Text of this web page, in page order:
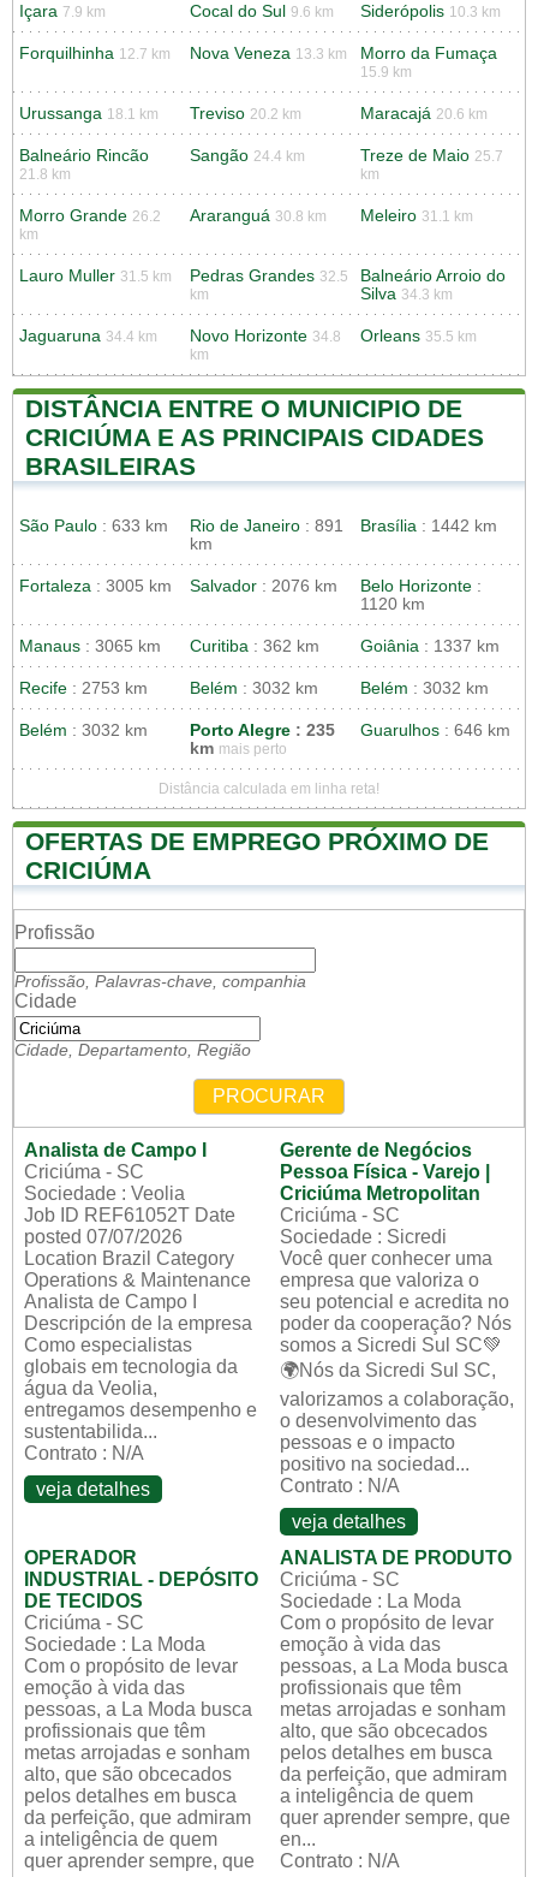
Içara 7.9 km Cocal do Sul 9.6 km Siderópolis 10.3 km
Forquilhinha 12.7 km Nova Veneza 13.3 km Morro da Fumaça
15.9 km
Urussanga 18.1 km Treviso 20.2 km Maracajá 20.6 km
Balneário Rincão
21.8 km
Sangão 24.4 km Treze de Maio 25.7
km
Morro Grande 26.2
km
Araranguá 30.8 km Meleiro 31.1 km
Lauro Muller 31.5 km Pedras Grandes 32.5
km
Balneário Arroio do
Silva 34.3 km
Jaguaruna 34.4 km Novo Horizonte 34.8
km
Orleans 35.5 km
DISTÂNCIA ENTRE O MUNICIPIO DE
CRICIÚMA E AS PRINCIPAIS CIDADES
BRASILEIRAS
São Paulo : 633 km Rio de Janeiro : 891
km
Brasília : 1442 km
Fortaleza : 3005 km Salvador : 2076 km Belo Horizonte :
1120 km
Manaus : 3065 km Curitiba : 362 km Goiânia : 1337 km
Recife : 2753 km Belém : 3032 km Belém : 3032 km
Belém : 3032 km Porto Alegre : 235
km mais perto
Guarulhos : 646 km
Distância calculada em linha reta!
OFERTAS DE EMPREGO PRÓXIMO DE
CRICIÚMA
Profissão
Profissão, Palavras-chave, companhia
Cidade
Cidade, Departamento, Região
PROCURAR
Analista de Campo I
Criciúma - SC
Sociedade : Veolia
Job ID REF61052T Date
posted 07/07/2026
Location Brazil Category
Operations & Maintenance
Analista de Campo I
Descripción de la empresa
Como especialistas
globais em tecnologia da
água da Veolia,
entregamos desempenho e
sustentabilida...
Contrato : N/A
veja detalhes
Gerente de Negócios
Pessoa Física - Varejo |
Criciúma Metropolitan
Criciúma - SC
Sociedade : Sicredi
Você quer conhecer uma
empresa que valoriza o
seu potencial e acredita no
poder da cooperação? Nós
somos a Sicredi Sul SC💚
🌍Nós da Sicredi Sul SC,
valorizamos a colaboração,
o desenvolvimento das
pessoas e o impacto
positivo na sociedad...
Contrato : N/A
veja detalhes
OPERADOR
INDUSTRIAL - DEPÓSITO
DE TECIDOS
Criciúma - SC
Sociedade : La Moda
Com o propósito de levar
emoção à vida das
pessoas, a La Moda busca
profissionais que têm
metas arrojadas e sonham
alto, que são obcecados
pelos detalhes em busca
da perfeição, que admiram
a inteligência de quem
quer aprender sempre, que
ANALISTA DE PRODUTO
Criciúma - SC
Sociedade : La Moda
Com o propósito de levar
emoção à vida das
pessoas, a La Moda busca
profissionais que têm
metas arrojadas e sonham
alto, que são obcecados
pelos detalhes em busca
da perfeição, que admiram
a inteligência de quem
quer aprender sempre, que
en...
Contrato : N/A